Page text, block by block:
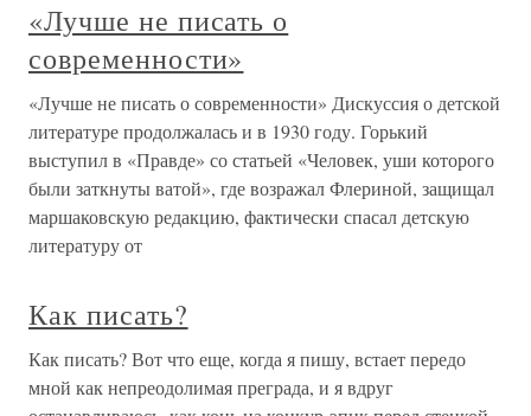
«Лучше не писать о
современности»
«Лучше не писать о современности» Дискуссия о детской
литературе продолжалась и в 1930 году. Горький
выступил в «Правде» со статьей «Человек, уши которого
были заткнуты ватой», где возражал Флериной, защищал
маршаковскую редакцию, фактически спасал детскую
литературу от
Как писать?
Как писать? Вот что еще, когда я пишу, встает передо
мной как непреодолимая преграда, и я вдруг